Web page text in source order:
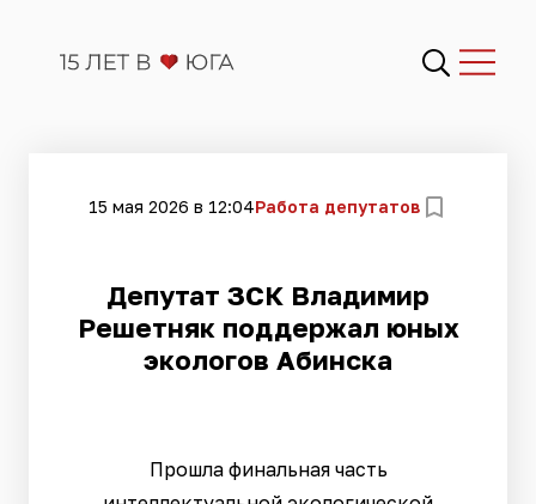
15 мая 2026 в 12:04Работа депутатов
Депутат ЗСК Владимир
Решетняк поддержал юных
экологов Абинска
Прошла финальная часть